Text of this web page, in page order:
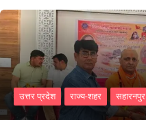
उत्तर प्रदेश राज्य-शहर सहारनपुर